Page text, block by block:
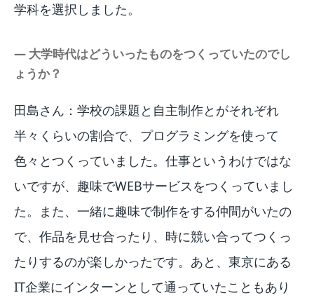
学科を選択しました。
― 大学時代はどういったものをつくっていたのでし
ょうか？
田島さん：学校の課題と自主制作とがそれぞれ
半々くらいの割合で、プログラミングを使って
色々とつくっていました。仕事というわけではな
いですが、趣味でWEBサービスをつくっていまし
た。また、一緒に趣味で制作をする仲間がいたの
で、作品を見せ合ったり、時に競い合ってつくっ
たりするのが楽しかったです。あと、東京にある
IT企業にインターンとして通っていたこともあり